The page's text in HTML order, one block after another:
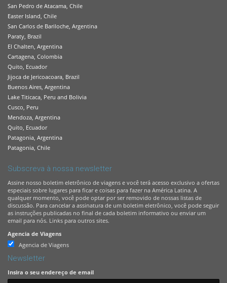
San Pedro de Atacama, Chile
Easter Island, Chile
San Carlos de Bariloche, Argentina
Paraty, Brazil
El Chalten, Argentina
Cartagena, Colombia
Quito, Ecuador
Jijoca de Jericoacoara, Brazil
Buenos Aires, Argentina
Lake Titicaca, Peru and Bolivia
Cusco, Peru
Mendoza, Argentina
Quito, Ecuador
Patagonia, Argentina
Patagonia, Chile
Subscreva à nossa newsletter
Assine nosso boletim eletrônico de viagens e você terá acesso exclusivo a ofertas
especiais sobre lugares para ficar e coisas para fazer na América Latina. A
qualquer momento, você pode optar por ser removido de nossas listas de
discussão. Para cancelar a assinatura de um boletim eletrônico, você pode seguir
as instruções publicadas no final de cada boletim informativo ou enviar um
email para nós. Links para outros sites.
Agencia de Viagens
Agencia de Viagens
Newsletter
Insira o seu endereço de email